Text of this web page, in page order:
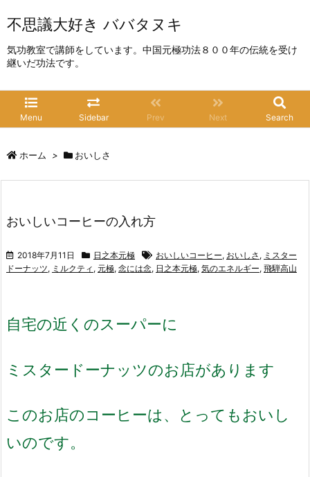
不思議大好き ババタヌキ
気功教室で講師をしています。中国元極功法８００年の伝統を受け
継いだ功法です。
Menu Sidebar Prev Next Search
ホーム > おいしさ
おいしいコーヒーの入れ方
2018年7月11日 日之本元極 おいしいコーヒー, おいしさ , ミスター
ドーナッツ, ミルクティ , 元極, 念には念, 日之本元極, 気のエネルギー, 飛騨高山
自宅の近くのスーパーに
ミスタードーナッツのお店があります
このお店のコーヒーは、とってもおいし
いのです。